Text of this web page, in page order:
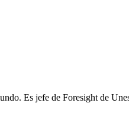
Es jefe de Foresight de